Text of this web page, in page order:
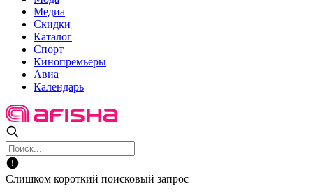
Медиа
Скидки
Каталог
Спорт
Кинопремьеры
Авиа
Календарь
Слишком короткий поисковый запрос